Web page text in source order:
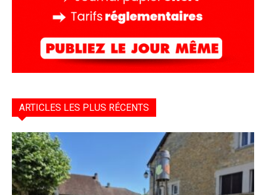
ARTICLES LES PLUS RÉCENTS